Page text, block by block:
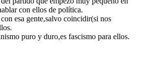
con ellos de política.
esa gente,salvo coincidir(si nos
puro y duro,es fascismo para ellos.